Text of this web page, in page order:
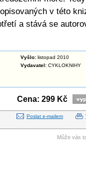
v této
a stává se
Vyšlo: listopad 2010
Vydavatel: CYKLOKNIHY
Cena: 299 Kč
Poslat e-mailem
Může vás